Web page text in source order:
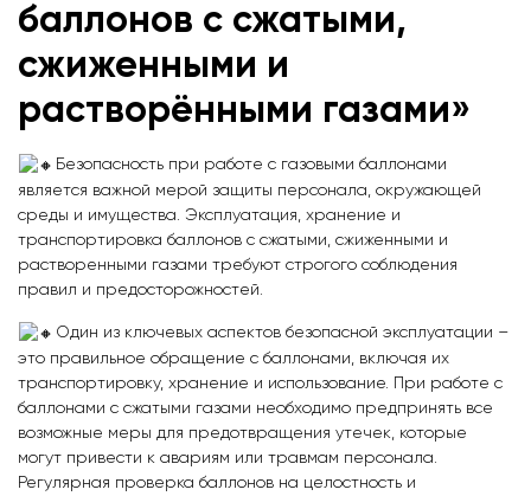
баллонов с сжатыми,
сжиженными и
растворёнными газами»
Безопасность при работе с газовыми баллонами
является важной мерой защиты персонала, окружающей
среды и имущества. Эксплуатация, хранение и
транспортировка баллонов с сжатыми, сжиженными и
растворенными газами требуют строгого соблюдения
правил и предосторожностей.
Один из ключевых аспектов безопасной эксплуатации –
это правильное обращение с баллонами, включая их
транспортировку, хранение и использование. При работе с
баллонами с сжатыми газами необходимо предпринять все
возможные меры для предотвращения утечек, которые
могут привести к авариям или травмам персонала.
Регулярная проверка баллонов на целостность и